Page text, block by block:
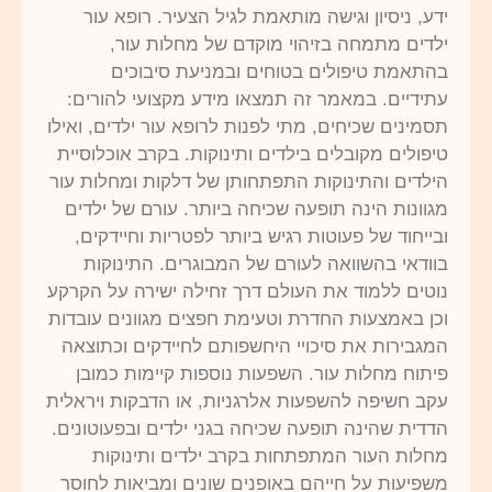
ידע, ניסיון וגישה מותאמת לגיל הצעיר. רופא עור
ילדים מתמחה בזיהוי מוקדם של מחלות עור,
בהתאמת טיפולים בטוחים ובמניעת סיבוכים
עתידיים. במאמר זה תמצאו מידע מקצועי להורים:
תסמינים שכיחים, מתי לפנות לרופא עור ילדים, ואילו
טיפולים מקובלים בילדים ותינוקות. בקרב אוכלוסיית
הילדים והתינוקות התפתחותן של דלקות ומחלות עור
מגוונות הינה תופעה שכיחה ביותר. עורם של ילדים
ובייחוד של פעוטות רגיש ביותר לפטריות וחיידקים,
בוודאי בהשוואה לעורם של המבוגרים. התינוקות
נוטים ללמוד את העולם דרך זחילה ישירה על הקרקע
וכן באמצעות החדרת וטעימת חפצים מגוונים עובדות
המגבירות את סיכויי היחשפותם לחיידקים וכתוצאה
פיתוח מחלות עור. השפעות נוספות קיימות כמובן
עקב חשיפה להשפעות אלרגניות, או הדבקות ויראלית
הדדית שהינה תופעה שכיחה בגני ילדים ובפעוטונים.
מחלות העור המתפתחות בקרב ילדים ותינוקות
משפיעות על חייהם באופנים שונים ומביאות לחוסר